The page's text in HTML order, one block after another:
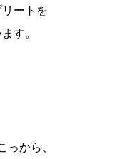
ートを
す。
っから、